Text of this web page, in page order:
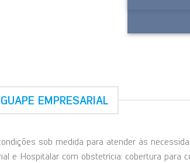
EMPRESARIAL
sob medida para atender às
e Hospitalar com obstetrícia: cobertura para